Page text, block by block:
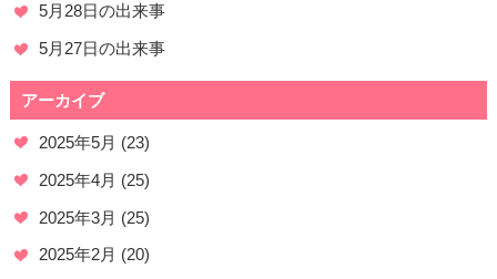
5月28日の出来事
5月27日の出来事
アーカイブ
2025年5月 (23)
2025年4月 (25)
2025年3月 (25)
2025年2月 (20)